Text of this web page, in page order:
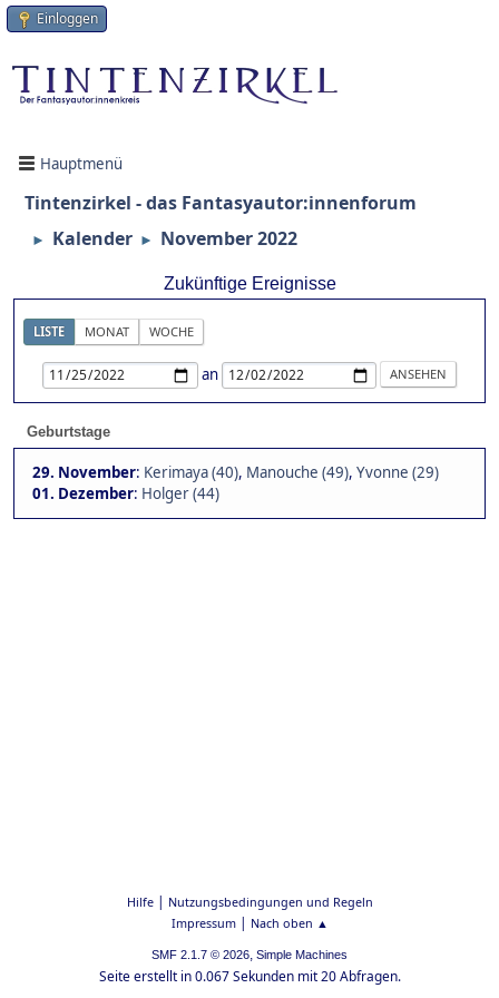
Einloggen
Hauptmenü
Tintenzirkel - das Fantasyautor:innenforum
► Kalender ► November 2022
Zukünftige Ereignisse
LISTE MONAT WOCHE
an
Geburtstage
29. November: Kerimaya (40), Manouche (49), Yvonne (29)
01. Dezember: Holger (44)
Hilfe| Nutzungsbedingungen und Regeln
Impressum| Nach oben ▲
SMF 2.1.7 © 2026, Simple Machines
Seite erstellt in 0.067 Sekunden mit 20 Abfragen.